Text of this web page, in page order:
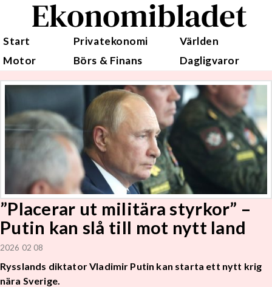
Ekonomibladet
Start Privatekonomi
Världen
Motor
Börs & Finans Dagligvaror
”Placerar ut militära styrkor” –
Putin kan slå till mot nytt land
2026 02 08
Rysslands diktator Vladimir Putin kan starta ett nytt krig
nära Sverige.